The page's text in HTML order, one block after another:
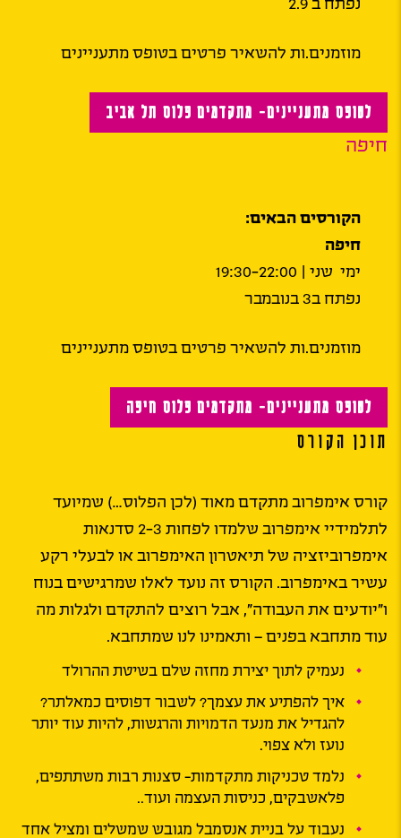
מוזמנים.ות להשאיר פרטים בטופס מתעניינים
לטופס מתעניינים- מתקדמים פלוס תל אביב
חיפה
הקורסים הבאים:
חיפה
ימי שני | 19:30-22:00
נפתח ב3 בנובמבר
מוזמנים.ות להשאיר פרטים בטופס מתעניינים
לטופס מתעניינים- מתקדמים פלוס חיפה
תוכן הקורס
קורס אימפרוב מתקדם מאוד (לכן הפלוס…) שמיועד
לתלמידיי אימפרוב שלמדו לפחות 2-3 סדנאות
אימפרוביזציה של תיאטרון האימפרוב או לבעלי רקע
עשיר באימפרוב. הקורס זה נועד לאלו שמרגישים בנוח
ו”יודעים את העבודה”, אבל רוצים להתקדם ולגלות מה
עוד מתחבא בפנים – ותאמינו לנו שמתחבא.
נעמיק לתוך יצירת מחזה שלם בשיטת ההרולד
איך להפתיע את עצמך? לשבור דפוסים כמאלתר?
להגדיל את מנעד הדמויות והרגשות, להיות עוד יותר
נועז ולא צפוי.
נלמד טכניקות מתקדמות- סצנות רבות משתתפים,
פלאשבקים, כניסות העצמה ועוד..
נעבוד על בניית אנסמבל מגובש שמשלים ומציל אחד